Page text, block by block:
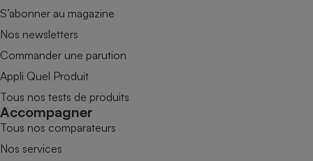
S’abonner au magazine
Nos newsletters
Commander une parution
Appli Quel Produit
Tous nos tests de produits
Accompagner
Tous nos comparateurs
Nos services